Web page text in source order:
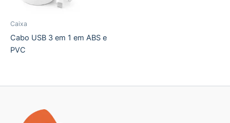
Caixa
Cabo USB 3 em 1 em ABS e
PVC